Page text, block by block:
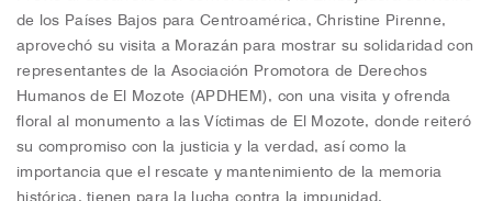
de los Países Bajos para Centroamérica, Christine Pirenne,
aprovechó su visita a Morazán para mostrar su solidaridad con
representantes de la Asociación Promotora de Derechos
Humanos de El Mozote (APDHEM), con una visita y ofrenda
floral al monumento a las Víctimas de El Mozote, donde reiteró
su compromiso con la justicia y la verdad, así como la
importancia que el rescate y mantenimiento de la memoria
histórica, tienen para la lucha contra la impunidad.